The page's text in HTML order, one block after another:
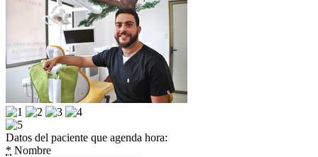
Datos del paciente que agenda hora:
* Nombre